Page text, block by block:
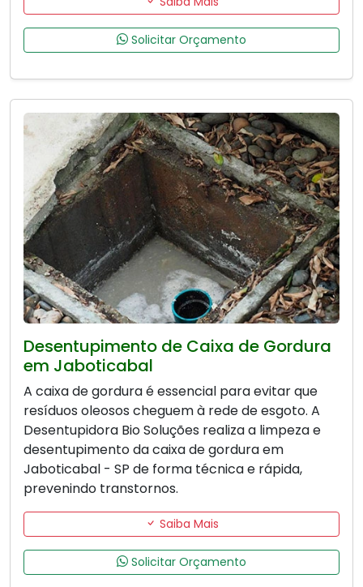
Solicitar Orçamento
Desentupimento de Caixa de Gordura
em Jaboticabal
A caixa de gordura é essencial para evitar que
resíduos oleosos cheguem à rede de esgoto. A
Desentupidora Bio Soluções realiza a limpeza e
desentupimento da caixa de gordura em
Jaboticabal - SP de forma técnica e rápida,
prevenindo transtornos.
Saiba Mais
Solicitar Orçamento